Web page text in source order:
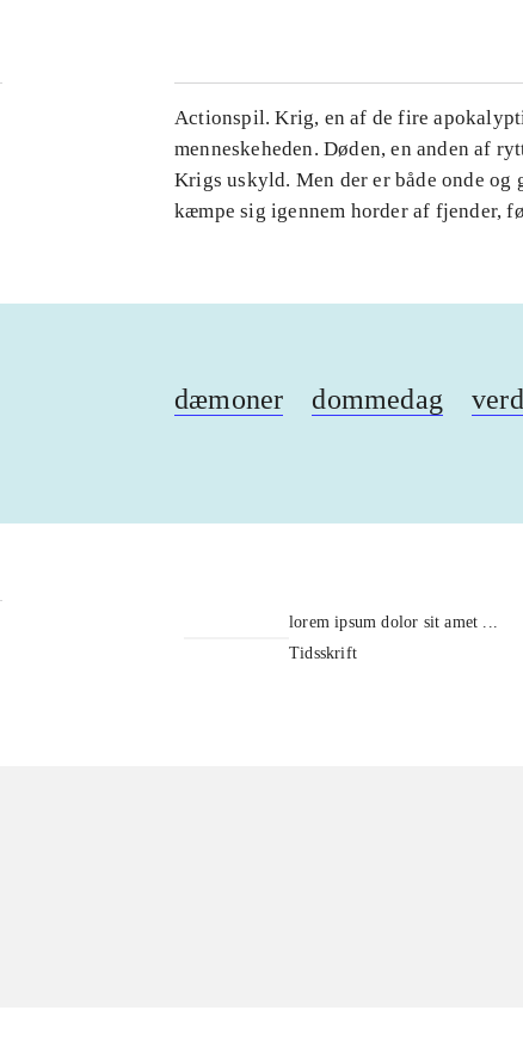
Actionspil. Krig, en af de fire
menneskeheden. Døden, en anden af
Krigs uskyld. Men der er både onde og
kæmpe sig igennem horder af fjender,
dæmoner dommedag
lorem ipsum dolor sit amet ...
Tidsskrift